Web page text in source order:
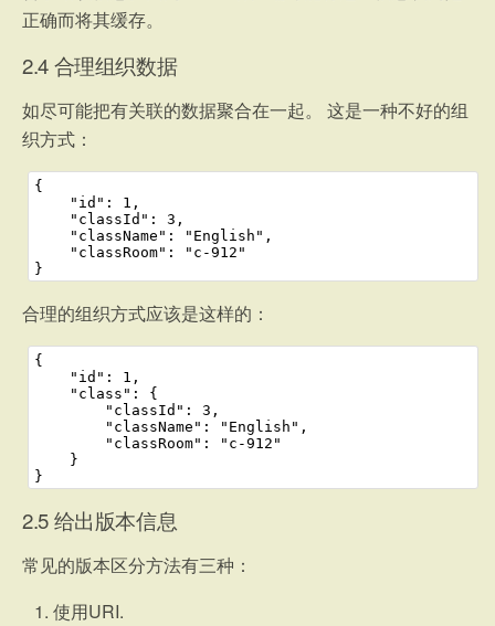
正确而将其缓存。
2.4合理组织数据
如尽可能把有关联的数据聚合在一起。 这是一种不好的组
织方式：
{
"id": 1,
"classId": 3,
"className": "English",
"classRoom": "c-912"
}
合理的组织方式应该是这样的：
{
"id": 1,
"class": {
"classId": 3,
"className": "English",
"classRoom": "c-912"
}
}
2.5给出版本信息
常见的版本区分方法有三种：
使用URI.